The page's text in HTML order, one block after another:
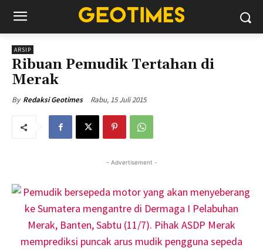
ARSIP
Ribuan Pemudik Tertahan di
Merak
By Redaksi Geotimes Rabu, 15 Juli 2015
- Advertisement -